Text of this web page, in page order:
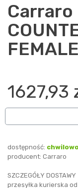
Carraro
FEMALE
1627,93
dostępność:
producent: Carraro
SZCZEGÓŁY DOSTAWY
przesyłka kurierska od